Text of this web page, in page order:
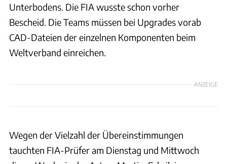
Unterbodens. Die FIA wusste schon vorher
Bescheid. Die Teams müssen bei Upgrades vorab
CAD-Dateien der einzelnen Komponenten beim
Weltverband einreichen.
ANZEIGE
Wegen der Vielzahl der Übereinstimmungen
tauchten FIA-Prüfer am Dienstag und Mittwoch